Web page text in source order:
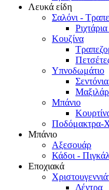
Λευκά είδη
Σαλόνι -
Κουζίνα
Υπνοδωμάτιο
Μπάνιο
Ποδόμακτρα-
Μπάνιο
Αξεσουάρ
Κάδοι - Πιγκάλ
Εποχιακά
Δέντρα